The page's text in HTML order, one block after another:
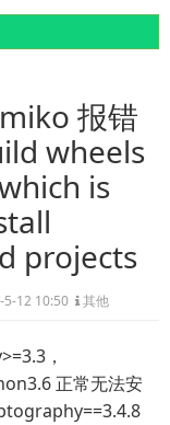
报错
wheels
is
projects
12 10:50 其他
，
正常无法安